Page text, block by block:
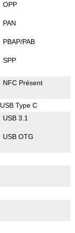
OPP
PAN
PBAP/PAB
SPP
NFC Présent
USB Type C
USB 3.1
USB OTG